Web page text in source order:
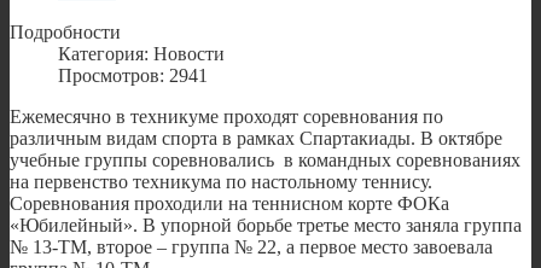
Подробности
Категория: Новости
Просмотров: 2941
Ежемесячно в техникуме проходят соревнования по
различным видам спорта в рамках Спартакиады. В октябре
учебные группы соревновались в командных соревнованиях
на первенство техникума по настольному теннису.
Соревнования проходили на теннисном корте ФОКа
«Юбилейный». В упорной борьбе третье место заняла группа
№ 13-ТМ, второе – группа № 22, а первое место завоевала